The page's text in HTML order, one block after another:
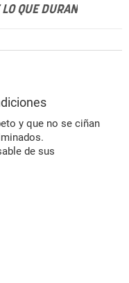
QUE DURAN
y que no se ciñan
de sus